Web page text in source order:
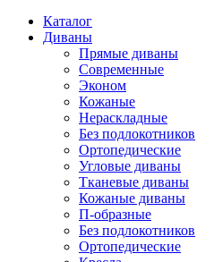
Каталог
Диваны
Прямые диваны
Современные
Эконом
Кожаные
Нераскладные
Без подлокотников
Ортопедические
Угловые диваны
Тканевые диваны
Кожаные диваны
П-образные
Без подлокотников
Ортопедические